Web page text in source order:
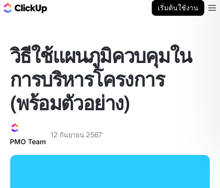
เริ่มต้นใช้งาน
วิธีใช้แผนภูมิควบคุมใน
การบริหารโครงการ
(พร้อมตัวอย่าง)
PMO Team
12 กันยายน 2567